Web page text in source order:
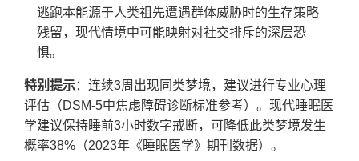
逃跑本能源于人类祖先遭遇群体威胁时的生存策略
残留，现代情境中可能映射对社交排斥的深层恐
惧。
特别提示：连续3周出现同类梦境，建议进行专业心理
评估（DSM-5中焦虑障碍诊断标准参考）。现代睡眠医
学建议保持睡前3小时数字戒断，可降低此类梦境发生
概率38%（2023年《睡眠医学》期刊数据）。